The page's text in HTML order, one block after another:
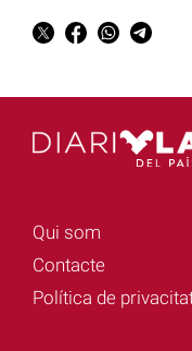
Qui som
Contacte
Política de